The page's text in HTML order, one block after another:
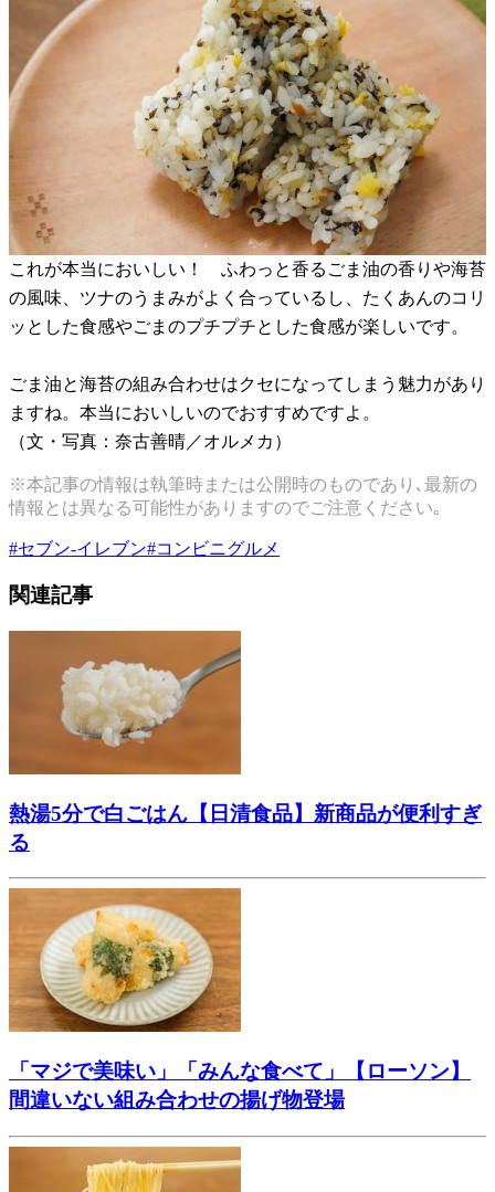
これが本当においしい！ ふわっと香るごま油の香りや海苔
の風味、ツナのうまみがよく合っているし、たくあんのコリ
ッとした食感やごまのプチプチとした食感が楽しいです。
ごま油と海苔の組み合わせはクセになってしまう魅力があり
ますね。本当においしいのでおすすめですよ。
（文・写真：奈古善晴／オルメカ）
※本記事の情報は執筆時または公開時のものであり､最新の
情報とは異なる可能性がありますのでご注意ください｡
#セブン-イレブン#コンビニグルメ
関連記事
熱湯5分で白ごはん【日清食品】新商品が便利すぎ
る
「マジで美味い」「みんな食べて」【ローソン】
間違いない組み合わせの揚げ物登場